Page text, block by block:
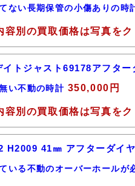
ない長期保管の小傷ありの時
容別の買取価格は写真を
イトジャスト69178アフタ
い不動の時計 350,000円
容別の買取価格は写真を
H2009 41㎜ アフターダイ
いる不動のオーバーホールが